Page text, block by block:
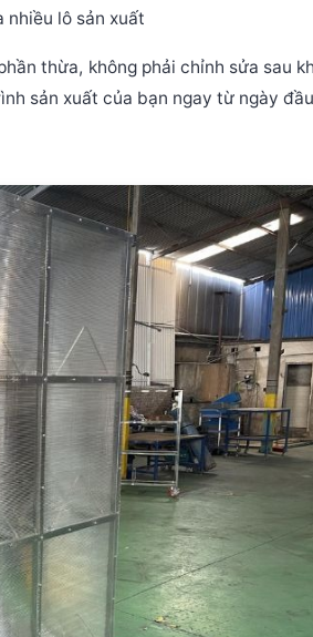
nhiều lô sản xuất
thừa, không phải chỉnh sửa sau
sản xuất của bạn ngay từ ngày